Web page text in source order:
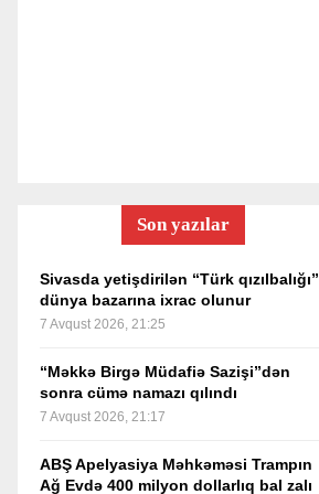
Son yazılar
Sivasda yetişdirilən “Türk qızılbalığı”
dünya bazarına ixrac olunur
7 Avqust 2026, 21:25
“Məkkə Birgə Müdafiə Sazişi”dən
sonra cümə namazı qılındı
7 Avqust 2026, 21:17
ABŞ Apelyasiya Məhkəməsi Trampın
Ağ Evdə 400 milyon dollarlıq bal zalı